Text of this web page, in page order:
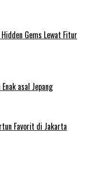
Gems Lewat Fitur
asal Jepang
Favorit di Jakarta